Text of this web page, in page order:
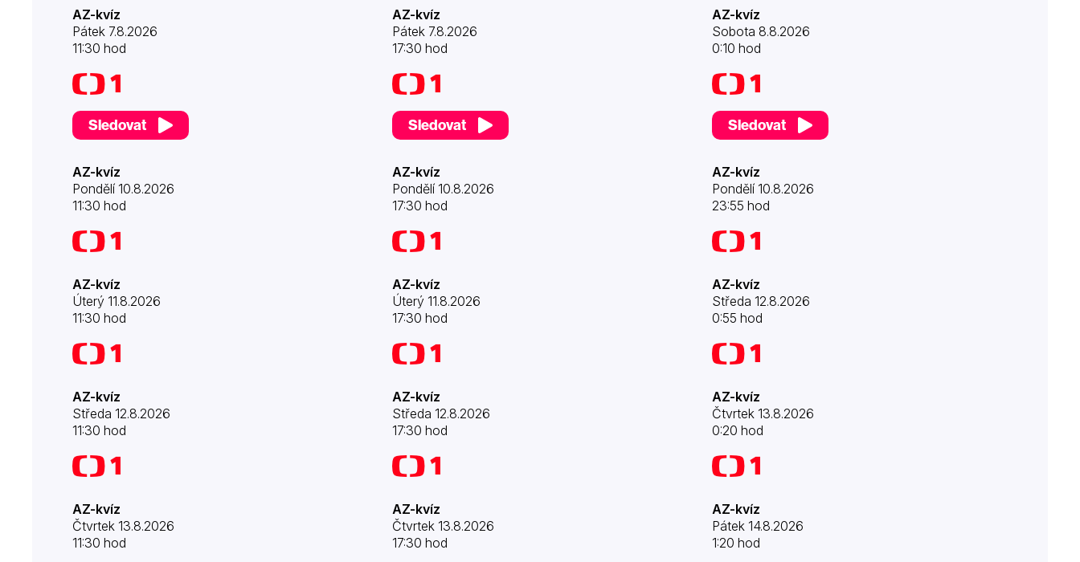
AZ-kvíz
Pátek 7.8.2026
11:30 hod
Sledovat
AZ-kvíz
Pátek 7.8.2026
17:30 hod
Sledovat
AZ-kvíz
Sobota 8.8.2026
0:10 hod
Sledovat
AZ-kvíz
Pondělí 10.8.2026
11:30 hod
AZ-kvíz
Pondělí 10.8.2026
17:30 hod
AZ-kvíz
Pondělí 10.8.2026
23:55 hod
AZ-kvíz
Úterý 11.8.2026
11:30 hod
AZ-kvíz
Úterý 11.8.2026
17:30 hod
AZ-kvíz
Středa 12.8.2026
0:55 hod
AZ-kvíz
Středa 12.8.2026
11:30 hod
AZ-kvíz
Středa 12.8.2026
17:30 hod
AZ-kvíz
Čtvrtek 13.8.2026
0:20 hod
AZ-kvíz
Čtvrtek 13.8.2026
11:30 hod
AZ-kvíz
Čtvrtek 13.8.2026
17:30 hod
AZ-kvíz
Pátek 14.8.2026
1:20 hod